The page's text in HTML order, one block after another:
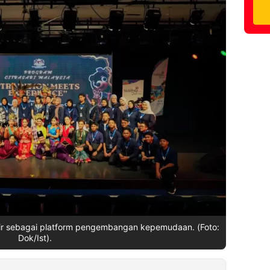
sebagai platform pengembangan kepemudaan. (Foto:
Dok/Ist).